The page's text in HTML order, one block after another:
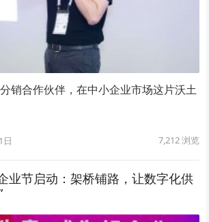
销合作伙伴，在中小企业市场这片沃土
日 7,212浏览
业节启动：架桥铺路，让数字化供